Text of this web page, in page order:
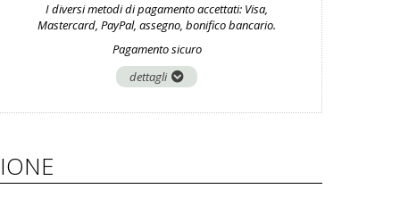
I diversi metodi di pagamento accettati: Visa,
Mastercard, PayPal, assegno, bonifico bancario.
Pagamento sicuro
dettagli